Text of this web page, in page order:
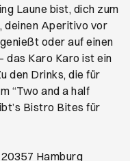
Laune bist, dich zum
deinen Aperitivo vor
oder auf einen
das Karo Karo ist ein
den Drinks, die für
“Two and a half
Bistro Bites für
Tab
Hamburg